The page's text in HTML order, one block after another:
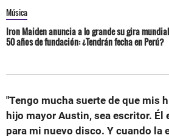
Música
Iron Maiden anuncia a lo grande su gira
50 años de fundación: ¿Tendrán fecha en Perú?
"Tengo mucha suerte de que mis
hijo mayor Austin, sea escritor.
para mi nuevo disco. Y cuando la